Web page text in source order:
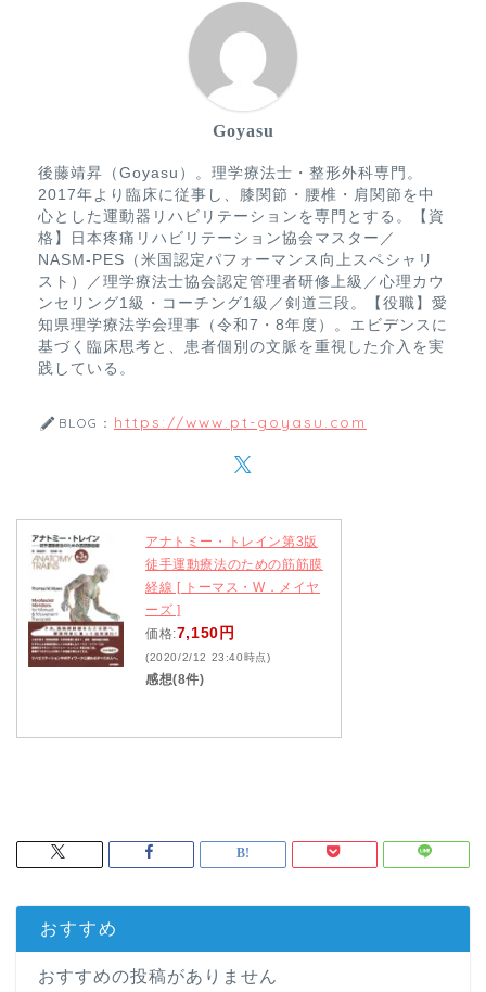
Goyasu
後藤靖昇（Goyasu）。理学療法士・整形外科専門。
2017年より臨床に従事し、膝関節・腰椎・肩関節を中
心とした運動器リハビリテーションを専門とする。【資
格】日本疼痛リハビリテーション協会マスター／
NASM-PES（米国認定パフォーマンス向上スペシャリ
スト）／理学療法士協会認定管理者研修上級／心理カウ
ンセリング1級・コーチング1級／剣道三段。【役職】愛
知県理学療法学会理事（令和7・8年度）。エビデンスに
基づく臨床思考と、患者個別の文脈を重視した介入を実
践している。
BLOG： https://www.pt-goyasu.com
アナトミー・トレイン第3版
徒手運動療法のための筋筋膜
経線 [ トーマス・W．メイヤ
ーズ ]
価格:7,150円
(2020/2/12 23:40時点)
感想(8件)
おすすめ
おすすめの投稿がありません